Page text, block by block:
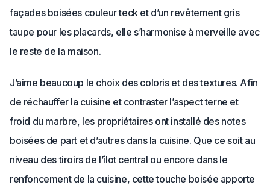
façades boisées couleur teck et d’un revêtement gris
taupe pour les placards, elle s’harmonise à merveille avec
le reste de la maison.
J’aime beaucoup le choix des coloris et des textures. Afin
de réchauffer la cuisine et contraster l’aspect terne et
froid du marbre, les propriétaires ont installé des notes
boisées de part et d’autres dans la cuisine. Que ce soit au
niveau des tiroirs de l’îlot central ou encore dans le
renfoncement de la cuisine, cette touche boisée apporte